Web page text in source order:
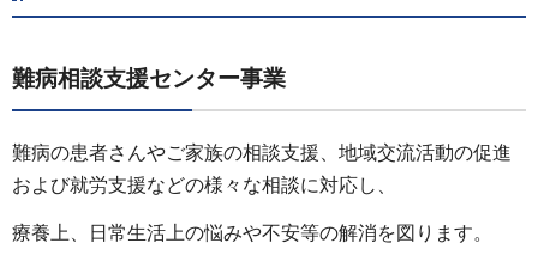
難病相談支援センター事業
難病の患者さんやご家族の相談支援、地域交流活動の促進
および就労支援などの様々な相談に対応し、
療養上、日常生活上の悩みや不安等の解消を図ります。